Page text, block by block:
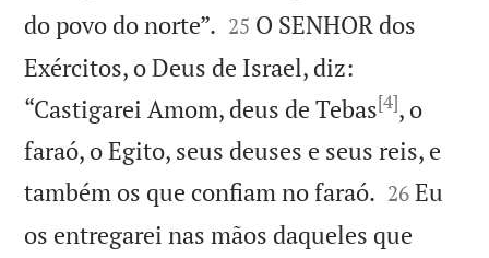
do povo do norte”. 

25 O SENHOR dos
Exércitos, o Deus de Israel, diz:
“Castigarei Amom, deus de Tebas[4], o
faraó, o Egito, seus deuses e seus reis, e
também os que confiam no faraó. 

26 Eu
os entregarei nas mãos daqueles que